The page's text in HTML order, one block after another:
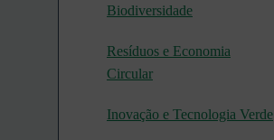
Biodiversidade
Resíduos e Economia
Circular
Inovação e Tecnologia Verde